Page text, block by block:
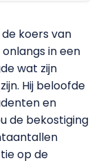
koers van
in een
wat zijn
Hij beloofde
en
de bekostiging
op de